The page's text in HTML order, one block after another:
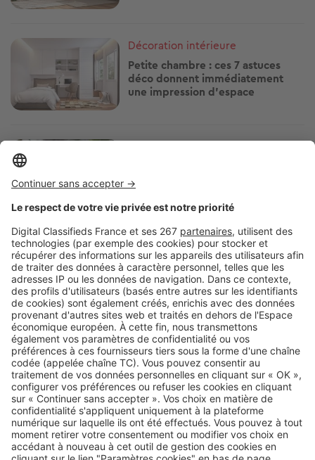
Décoration intérieure
Petite chambre : ces 7 astuces
déco donnent immédiatement
une impression d’espace
Image
mieux vivre la canicule ? Voici
lesquelles choisir
SeLoger c'est aussi